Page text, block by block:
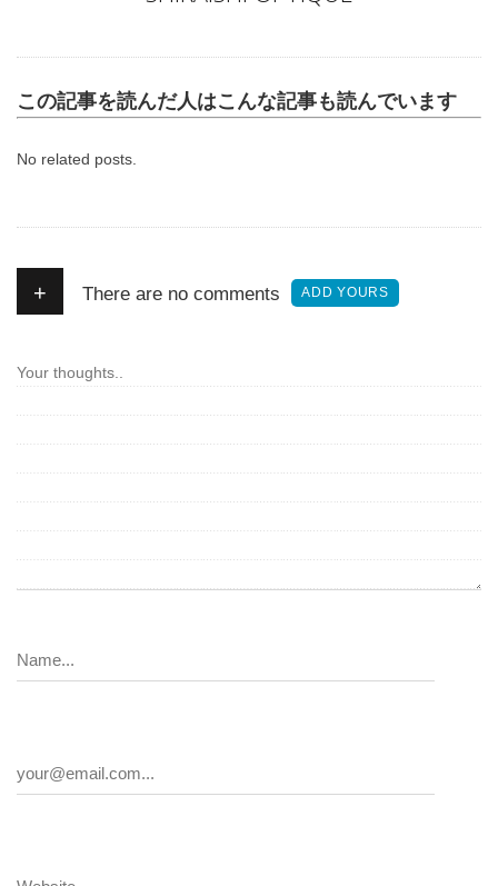
この記事を読んだ人はこんな記事も読んでいます
No related posts.
+ There are no comments ADD YOURS